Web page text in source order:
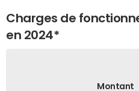
Charges de
en 2024*
Montant